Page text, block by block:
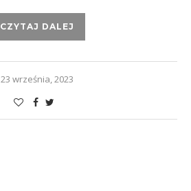
CZYTAJ DALEJ
23 września, 2023